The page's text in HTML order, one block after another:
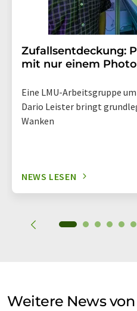
Zufallsentdeckung:
mit nur einem
Eine LMU-Arbeitsgruppe
Dario Leister bringt
Wanken
NEWS LESEN
Weitere News